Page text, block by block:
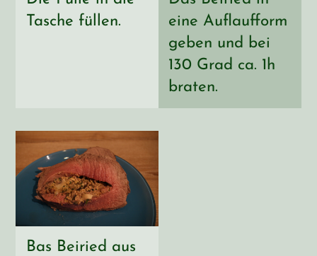
Tasche füllen.
eine Auflaufform
geben und bei
130 Grad ca. 1h
braten.
Bas Beiried aus